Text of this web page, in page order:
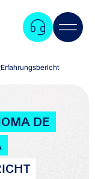
Erfahrungsbericht
DE